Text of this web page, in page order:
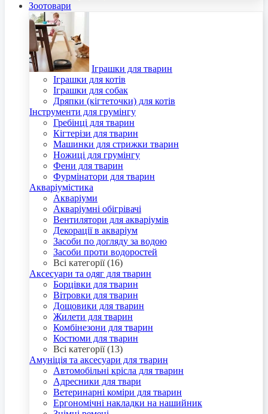
Зоотовари
Іграшки для тварин
Іграшки для котів
Іграшки для собак
Дряпки (кігтеточки) для котів
Інструменти для грумінгу
Гребінці для тварин
Кігтерізи для тварин
Машинки для стрижки тварин
Ножиці для грумінгу
Фени для тварин
Фурмінатори для тварин
Акваріумістика
Акваріуми
Акваріумні обігрівачі
Вентилятори для акваріумів
Декорації в акваріум
Засоби по догляду за водою
Засоби проти водоростей
Всі категорії (16)
Аксесуари та одяг для тварин
Борцівки для тварин
Вітровки для тварин
Дощовики для тварин
Жилети для тварин
Комбінезони для тварин
Костюми для тварин
Всі категорії (13)
Амуніція та аксесуари для тварин
Автомобільні крісла для тварин
Адресники для твари
Ветеринарні коміри для тварин
Ергономічні накладки на нашийник